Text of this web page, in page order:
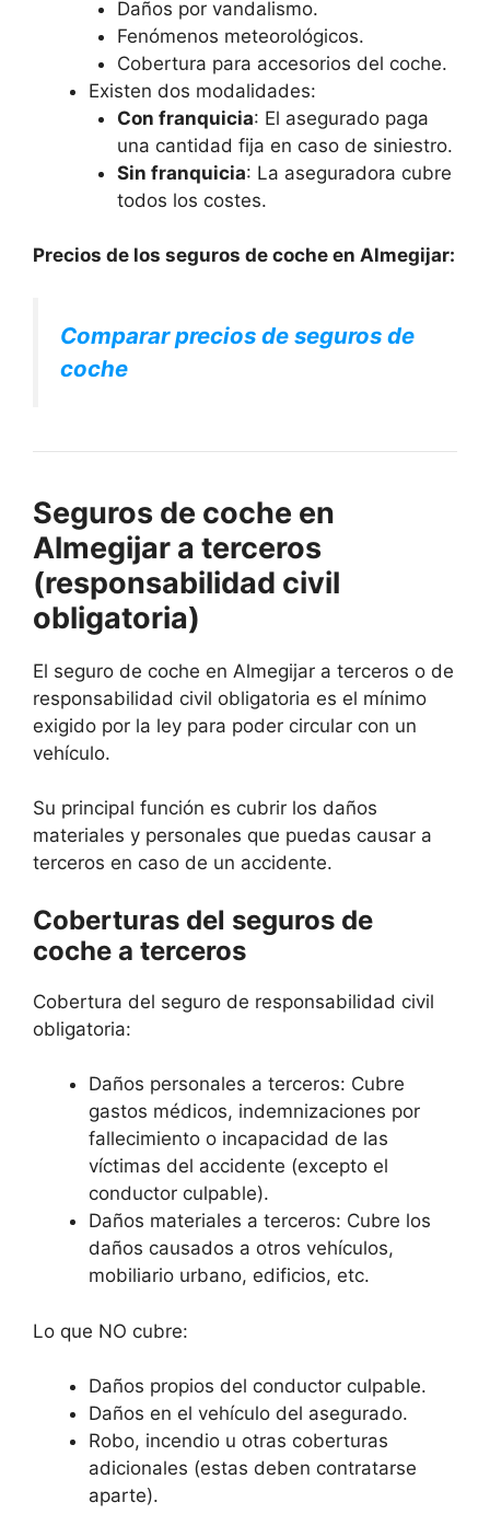
Daños por vandalismo.
Fenómenos meteorológicos.
Cobertura para accesorios del coche.
Existen dos modalidades:
Con franquicia: El asegurado paga
una cantidad fija en caso de siniestro.
Sin franquicia: La aseguradora cubre
todos los costes.
Precios de los seguros de coche en Almegijar:
Comparar precios de seguros de
coche
Seguros de coche en
Almegijar a terceros
(responsabilidad civil
obligatoria)
El seguro de coche en Almegijar a terceros o de
responsabilidad civil obligatoria es el mínimo
exigido por la ley para poder circular con un
vehículo.
Su principal función es cubrir los daños
materiales y personales que puedas causar a
terceros en caso de un accidente.
Coberturas del seguros de
coche a terceros
Cobertura del seguro de responsabilidad civil
obligatoria:
Daños personales a terceros: Cubre
gastos médicos, indemnizaciones por
fallecimiento o incapacidad de las
víctimas del accidente (excepto el
conductor culpable).
Daños materiales a terceros: Cubre los
daños causados a otros vehículos,
mobiliario urbano, edificios, etc.
Lo que NO cubre:
Daños propios del conductor culpable.
Daños en el vehículo del asegurado.
Robo, incendio u otras coberturas
adicionales (estas deben contratarse
aparte).